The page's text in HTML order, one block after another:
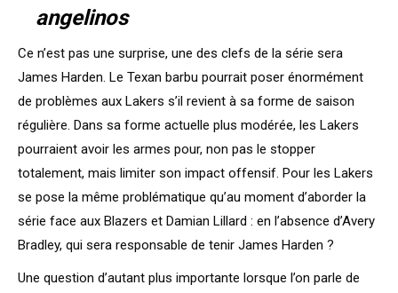
angelinos
Ce n’est pas une surprise, une des clefs de la série sera
James Harden. Le Texan barbu pourrait poser énormément
de problèmes aux Lakers s’il revient à sa forme de saison
régulière. Dans sa forme actuelle plus modérée, les Lakers
pourraient avoir les armes pour, non pas le stopper
totalement, mais limiter son impact offensif. Pour les Lakers
se pose la même problématique qu’au moment d’aborder la
série face aux Blazers et Damian Lillard : en l’absence d’Avery
Bradley, qui sera responsable de tenir James Harden ?
Une question d’autant plus importante lorsque l’on parle de